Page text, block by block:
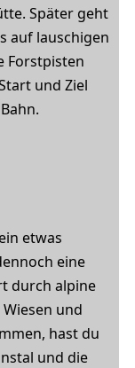
Später geht
auf lauschigen
Forstpisten
und Ziel
etwas
eine
durch alpine
und
hast du
und die